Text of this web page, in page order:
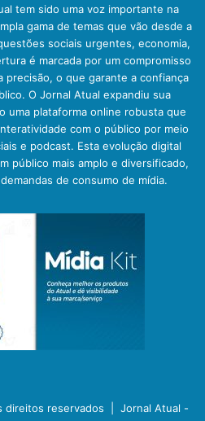
tem sido uma voz importante na
gama de temas que vão desde a
sociais urgentes, economia,
é marcada por um compromisso
precisão, o que garante a confiança
O Jornal Atual expandiu sua
uma plataforma online robusta que
com o público por meio
e podcast. Esta evolução digital
público mais amplo e diversificado,
de consumo de mídia.
direitos reservados | Jornal Atual -